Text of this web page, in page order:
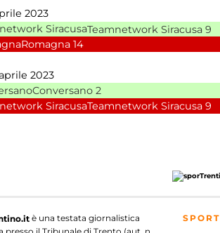
2023
Teamnetwork Siracusa 9
Romagna 14
2023
Conversano 2
Teamnetwork Siracusa 9
è una testata giornalistica
SPORT